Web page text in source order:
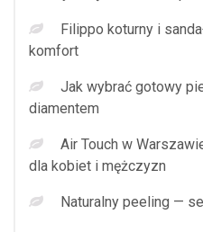
Filippo koturny i
komfort
Jak wybrać gotowy
diamentem
Air Touch w
dla kobiet i mężczyzn
Naturalny peeling —